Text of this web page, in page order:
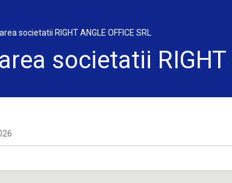
societatii RIGHT ANGLE OFFICE SRL
societatii RIGHT